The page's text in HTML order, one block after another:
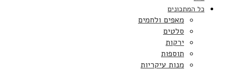
כל המתכונים
מאפים ולחמים
סלטים
ירקות
תוספות
מנות עיקריות